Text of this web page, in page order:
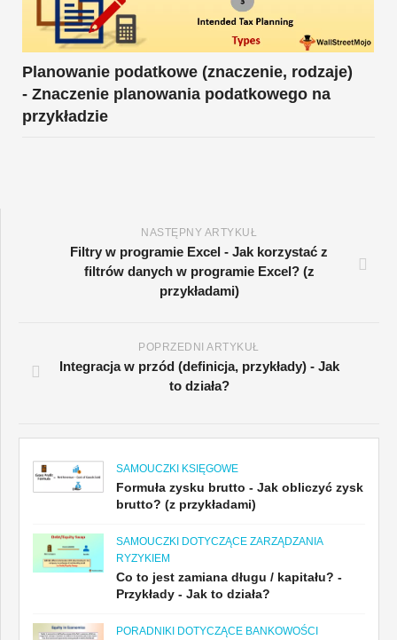
Planowanie podatkowe (znaczenie, rodzaje)
- Znaczenie planowania podatkowego na
przykładzie
NASTĘPNY ARTYKUŁ
Filtry w programie Excel - Jak korzystać z
filtrów danych w programie Excel? (z
przykładami)
POPRZEDNI ARTYKUŁ
Integracja w przód (definicja, przykłady) - Jak
to działa?
SAMOUCZKI KSIĘGOWE
Formuła zysku brutto - Jak obliczyć zysk
brutto? (z przykładami)
SAMOUCZKI DOTYCZĄCE ZARZĄDZANIA
RYZYKIEM
Co to jest zamiana długu / kapitału? -
Przykłady - Jak to działa?
PORADNIKI DOTYCZĄCE BANKOWOŚCI